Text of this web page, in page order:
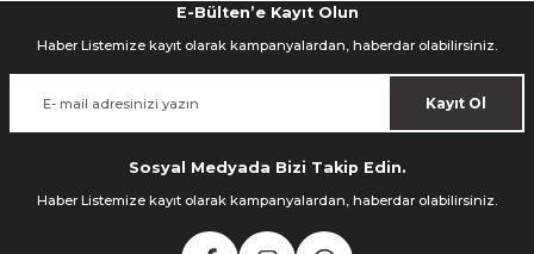
E-Bülten’e Kayıt Olun
Haber Listemize kayıt olarak kampanyalardan, haberdar olabilirsiniz.
Kayıt Ol
Sosyal Medyada Bizi Takip Edin.
Haber Listemize kayıt olarak kampanyalardan, haberdar olabilirsiniz.